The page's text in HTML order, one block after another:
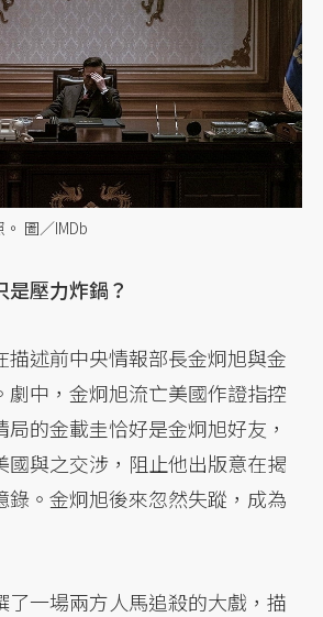
圖／IMDb
壓力炸鍋？
描述前中央情報部長金炯旭與金
劇中，金炯旭流亡美國作證指控
的金載圭恰好是金炯旭好友，
國與之交涉，阻止他出版意在揭
錄。金炯旭後來忽然失蹤，成為
了一場兩方人馬追殺的大戲，描